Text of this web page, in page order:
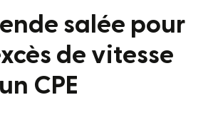
salée pour
de vitesse
CPE